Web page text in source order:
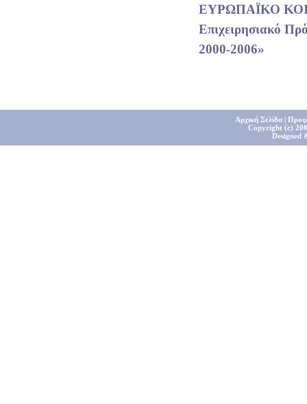
ΕΥΡΩΠΑΪΚΟ
Επιχειρησιακό
2000-2006»
Αρχική Σελίδα|
Copyright (c)
Designed